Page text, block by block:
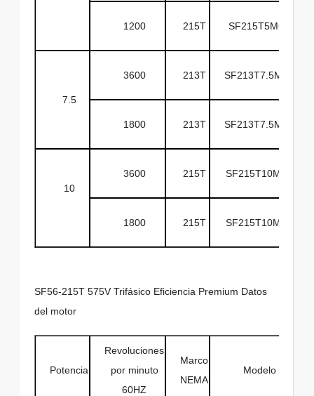
1200 215T
SF215T5M6A
7.5
3600 213T
SF213T7.5M2A
1800 213T
SF213T7.5M4A
10
3600 215T
SF215T10M2A
1800 215T
SF215T10M4A
SF56-215T 575V Trifásico Eficiencia Premium Datos
del motor
Potencia
Revoluciones
por minuto
60HZ
Marco
NEMA
Modelo